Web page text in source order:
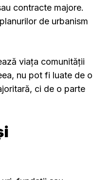
contracte majore.
de urbanism
viața comunității
nu pot fi luate de o
ci de o parte